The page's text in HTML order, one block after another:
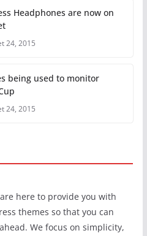
Headphones are now on
24, 2015
being used to monitor
24, 2015
here to provide you with
themes so that you can
We focus on simplicity,